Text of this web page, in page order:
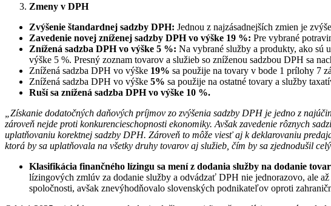
Zmeny v DPH
Zvýšenie štandardnej sadzby DPH: Jednou z najzásadnejších zmien je
Zavedenie novej zníženej sadzby DPH vo výške 19 %: Pre vybrané
Znížená sadzba DPH vo výške 5 %: Na vybrané služby a produkty, ako sú
výške 5 %. Presný zoznam tovarov a služieb so zníženou sadzbou DPH sa
Znížená sadzba DPH vo výške 19% sa použije na tovary v bode 1 prílohy 7
Znížená sadzba DPH vo výške 5% sa použije na ostatné tovary a služby
Ruší sa znížená sadzba DPH vo výške 10 %.
„Získanie dodatočných daňových príjmov zo zvýšenia sadzby DPH je jedno z
zároveň nejde proti konkurencieschopnosti ekonomiky. Avšak zavedenie rôznych
uplatňovaniu korektnej sadzby DPH. Zároveň to môže viesť aj k deklarovaniu
ktorá by sa uplatňovala na všetky druhy tovarov aj služieb, čím by sa zjednodušil
Klasifikácia finančného lízingu sa mení z dodania služby na dodanie
lízingových zmlúv za dodanie služby a odvádzať DPH nie jednorazovo, ale
spoločnosti, avšak znevýhodňovalo slovenských podnikateľov oproti